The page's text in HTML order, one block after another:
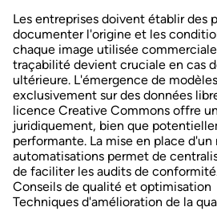
Les entreprises doivent établir des
documenter l'origine et les
chaque image utilisée
traçabilité devient cruciale en cas
ultérieure. L'émergence de
exclusivement sur des données
licence Creative Commons offre
juridiquement, bien que
performante. La mise en place d'un
automatisations permet de
de faciliter les audits de
Conseils de qualité et optimisation
Techniques d'amélioration de la